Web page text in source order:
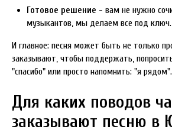
Готовое решение - вам не нужно
музыкантов, мы делаем все под ключ.
И главное: песня может быть не только
заказывают, чтобы поддержать,
"спасибо" или просто напомнить: "я рядом".
Для каких поводов
заказывают песню в